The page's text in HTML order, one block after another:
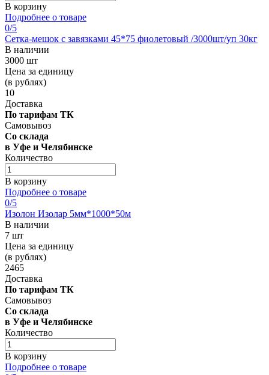
В корзину
Подробнее о товаре
0/5
Сетка-мешок с завязками 45*75 фиолетовый /3000шт/уп 30кг
В наличии
3000 шт
Цена за единицу
(в рублях)
10
Доставка
По тарифам ТК
Самовывоз
Со склада
в Уфе и Челябинске
Количество
В корзину
Подробнее о товаре
0/5
Изолон Изолар 5мм*1000*50м
В наличии
7 шт
Цена за единицу
(в рублях)
2465
Доставка
По тарифам ТК
Самовывоз
Со склада
в Уфе и Челябинске
Количество
В корзину
Подробнее о товаре